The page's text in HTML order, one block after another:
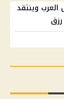
وينتقد